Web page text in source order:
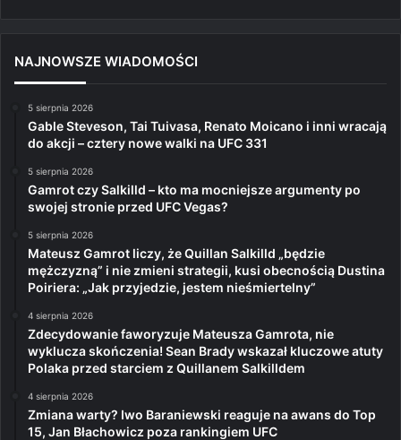
NAJNOWSZE WIADOMOŚCI
5 sierpnia 2026
Gable Steveson, Tai Tuivasa, Renato Moicano i inni wracają
do akcji – cztery nowe walki na UFC 331
5 sierpnia 2026
Gamrot czy Salkilld – kto ma mocniejsze argumenty po
swojej stronie przed UFC Vegas?
5 sierpnia 2026
Mateusz Gamrot liczy, że Quillan Salkilld „będzie
mężczyzną” i nie zmieni strategii, kusi obecnością Dustina
Poiriera: „Jak przyjedzie, jestem nieśmiertelny”
4 sierpnia 2026
Zdecydowanie faworyzuje Mateusza Gamrota, nie
wyklucza skończenia! Sean Brady wskazał kluczowe atuty
Polaka przed starciem z Quillanem Salkilldem
4 sierpnia 2026
Zmiana warty? Iwo Baraniewski reaguje na awans do Top
15, Jan Błachowicz poza rankingiem UFC